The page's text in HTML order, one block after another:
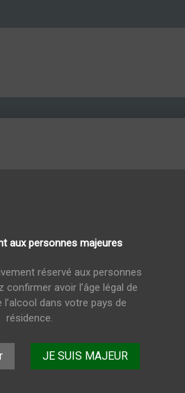
aux personnes majeures
réservé aux personnes
confirmer avoir l’âge légal de
dans votre pays de
résidence.
JE SUIS MAJEUR
Sirop Monin